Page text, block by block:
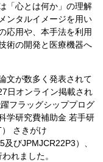
「心とは何か」の理解
ンタルイメージを用い
応用や、本手法を利用
術の開発と医療機器へ
文が数多く発表されて
日オンライン掲載され
フラッグシッププログ
学研究費補助金 若手研
さきがけ
びJPMJCR22P3）、
れました。